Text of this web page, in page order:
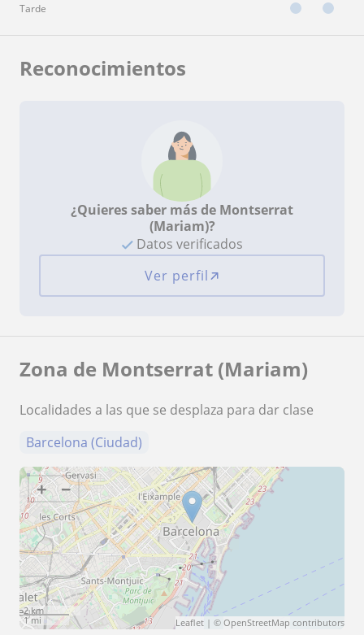
Tarde
Reconocimientos
¿Quieres saber más de Montserrat
(Mariam)?
Datos verificados
Ver perfil
Zona de Montserrat (Mariam)
Localidades a las que se desplaza para dar clase
Barcelona (Ciudad)
+ −
2 km
1 mi
Leaflet | © OpenStreetMap contributors